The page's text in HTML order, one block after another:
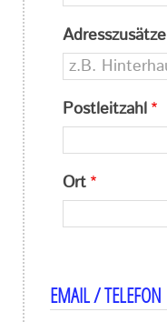
Adresszusätze
Postleitzahl
Ort
EMAIL / TELEFON